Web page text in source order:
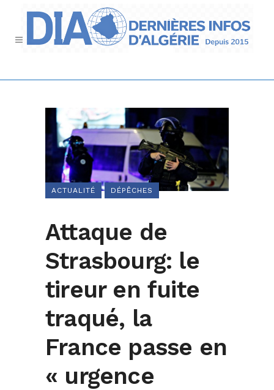
ACTUALITÉ DÉPÊCHES
Attaque de
Strasbourg: le
tireur en fuite
traqué, la
France passe en
« urgence